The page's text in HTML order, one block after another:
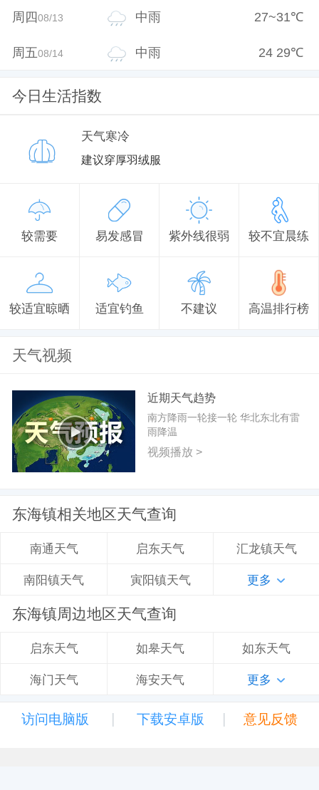
周四08/13 中雨 27~31℃
周五08/14 中雨 24 29℃
今日生活指数
天气寒冷
建议穿厚羽绒服
较需要 易发感冒 紫外线很弱 较不宜晨练
较适宜晾晒 适宜钓鱼 不建议 高温排行榜
天气视频
近期天气趋势
南方降雨一轮接一轮 华北东北有雷
雨降温
视频播放 >
东海镇相关地区天气查询
南通天气 启东天气 汇龙镇天气
南阳镇天气 寅阳镇天气 更多
东海镇周边地区天气查询
启东天气 如皋天气 如东天气
海门天气 海安天气 更多
访问电脑版 | 下载安卓版 | 意见反馈